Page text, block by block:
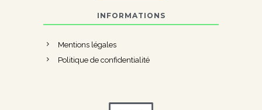
INFORMATIONS
Mentions légales
Politique de confidentialité